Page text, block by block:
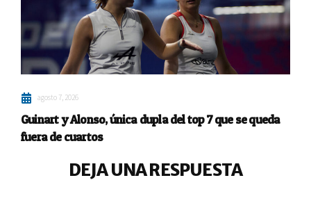
agosto 7, 2026
Guinart y Alonso, única dupla del top 7 que se queda
fuera de cuartos
DEJA UNA RESPUESTA